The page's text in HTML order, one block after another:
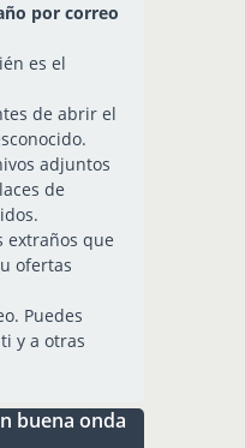
por correo
es el
de abrir el
adjuntos
de
extraños que
ofertas
Puedes
y a otras
buena onda